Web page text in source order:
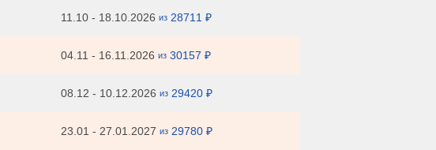
11.10 - 18.10.2026 из 28711 ₽
04.11 - 16.11.2026 из 30157 ₽
08.12 - 10.12.2026 из 29420 ₽
23.01 - 27.01.2027 из 29780 ₽